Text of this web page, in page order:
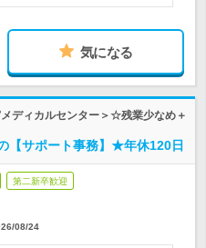
気になる
ディカルセンター＞☆残業少なめ＋
【サポート事務】★年休120日
第二新卒歓迎
08/24